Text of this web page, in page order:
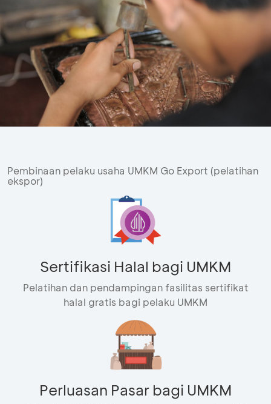
Pembinaan pelaku usaha UMKM Go Export (pelatihan
ekspor)
Sertifikasi Halal bagi UMKM
Pelatihan dan pendampingan fasilitas sertifikat
halal gratis bagi pelaku UMKM
Perluasan Pasar bagi UMKM